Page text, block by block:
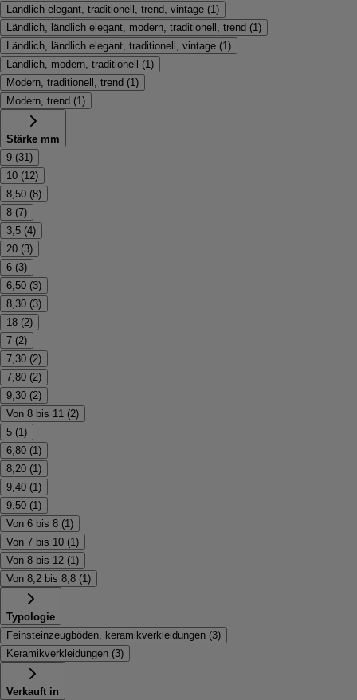
Ländlich elegant, traditionell, trend, vintage (1)
Ländlich, ländlich elegant, modern, traditionell, trend (1)
Ländlich, ländlich elegant, traditionell, vintage (1)
Ländlich, modern, traditionell
(1)
Modern, traditionell, trend (1)
Modern, trend (1)
Stärke mm
9 (31)
10 (12)
8,50 (8)
8 (7)
3,5 (4)
20 (3)
6 (3)
6,50 (3)
8,30 (3)
18 (2)
7 (2)
7,30 (2)
7,80 (2)
9,30 (2)
Von 8 bis 11 (2)
5 (1)
6,80 (1)
8,20 (1)
9,40 (1)
9,50 (1)
Von 6 bis 8 (1)
Von 7 bis 10 (1)
Von 8 bis 12 (1)
Von 8,2 bis 8,8 (1)
Typologie
Feinsteinzeugböden, keramikverkleidungen (3)
Keramikverkleidungen (3)
Verkauft in